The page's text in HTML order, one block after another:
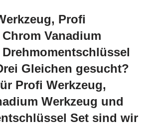
Profi
Vanadium
Gleichen gesucht?
Profi Werkzeug,
Werkzeug und
Set sind wir